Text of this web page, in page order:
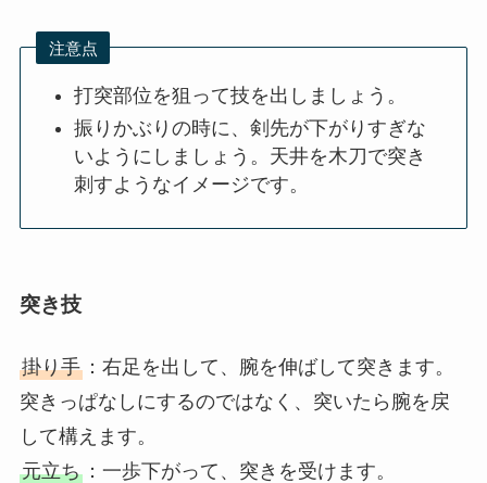
注意点
打突部位を狙って技を出しましょう。
振りかぶりの時に、剣先が下がりすぎな
いようにしましょう。天井を木刀で突き
刺すようなイメージです。
突き技
掛り手：右足を出して、腕を伸ばして突きます。
突きっぱなしにするのではなく、突いたら腕を戻
して構えます。
元立ち：一歩下がって、突きを受けます。